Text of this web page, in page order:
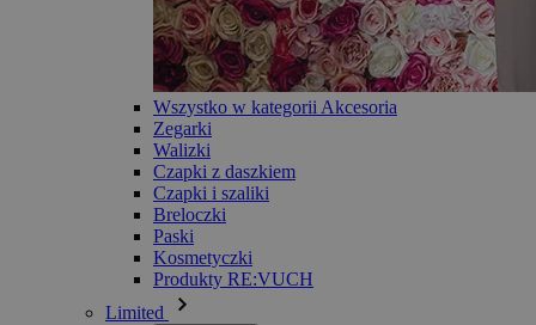
Wszystko w kategorii Akcesoria
Zegarki
Walizki
Czapki z daszkiem
Czapki i szaliki
Breloczki
Paski
Kosmetyczki
Produkty RE:VUCH
Limited